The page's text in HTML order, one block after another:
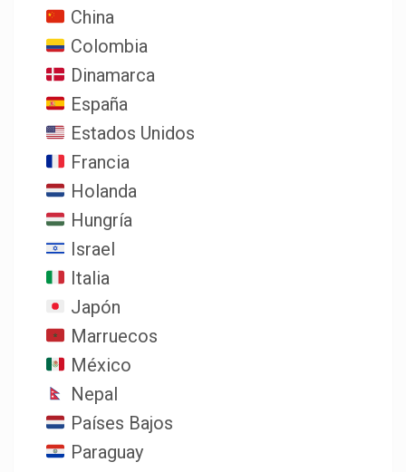
China
Colombia
Dinamarca
España
Estados Unidos
Francia
Holanda
Hungría
Israel
Italia
Japón
Marruecos
México
Nepal
Países Bajos
Paraguay